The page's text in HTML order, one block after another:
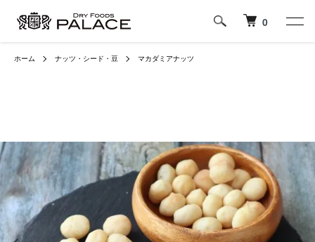
0
ホーム ナッツ・シード・豆 マカダミアナッツ